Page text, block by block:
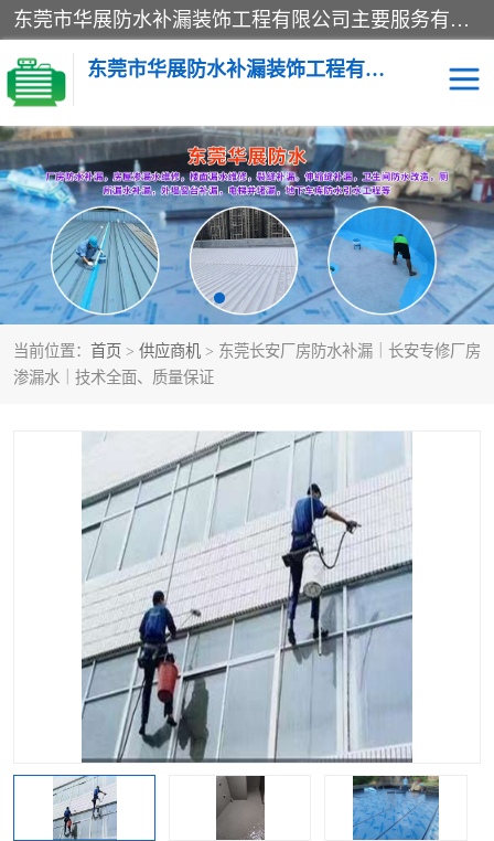
东莞市华展防水补漏装饰工程有限公司主要服务有：东莞防水补漏，东莞厂房防水补漏，东莞房屋渗漏水维修，楼面漏水维修，裂缝补漏，伸缩缝补漏，卫生间防水改造，厕所漏水补漏，外墙窗台补漏，电梯井堵漏，地下车库防水引水工程等
东莞市华展防水补漏装饰工程有限公司
当前位置： 首页 > 供应商机 > 东莞长安厂房防水补漏｜长安专修厂房
渗漏水｜技术全面、质量保证
楼面防水补漏 外墙防水补漏
阳台卫生间防水补漏 地下室防水补漏
金属房搭建及补漏